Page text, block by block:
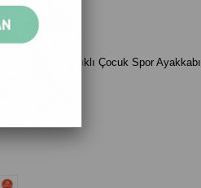
BH056 Işıklı Çocuk Spor Ayakkabı